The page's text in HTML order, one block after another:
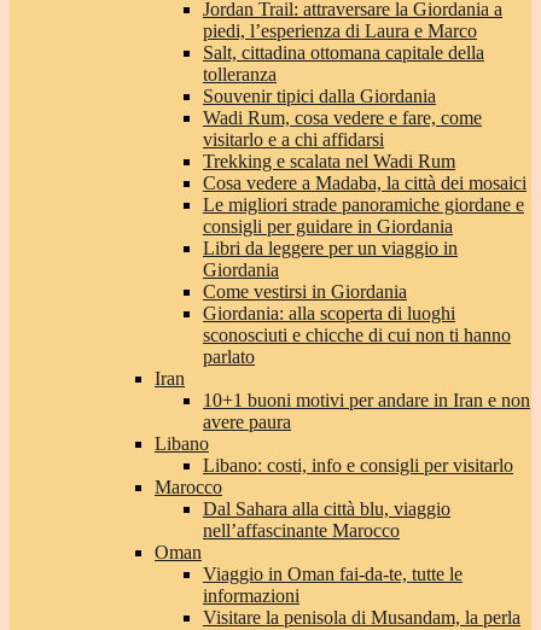
Jordan Trail: attraversare la Giordania a
piedi, l’esperienza di Laura e Marco
Salt, cittadina ottomana capitale della
tolleranza
Souvenir tipici dalla Giordania
Wadi Rum, cosa vedere e fare, come
visitarlo e a chi affidarsi
Trekking e scalata nel Wadi Rum
Cosa vedere a Madaba, la città dei mosaici
Le migliori strade panoramiche giordane e
consigli per guidare in Giordania
Libri da leggere per un viaggio in
Giordania
Come vestirsi in Giordania
Giordania: alla scoperta di luoghi
sconosciuti e chicche di cui non ti hanno
parlato
Iran
10+1 buoni motivi per andare in Iran e non
avere paura
Libano
Libano: costi, info e consigli per visitarlo
Marocco
Dal Sahara alla città blu, viaggio
nell’affascinante Marocco
Oman
Viaggio in Oman fai-da-te, tutte le
informazioni
Visitare la penisola di Musandam, la perla